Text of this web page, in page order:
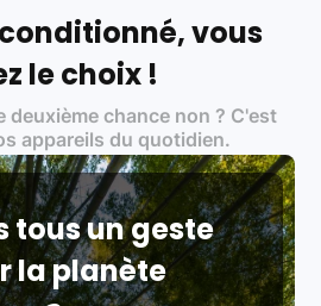
& qualité de nos partenaires
déchets électroniques (DEEE)
et vérifiés selon des standards
100 points de contrôle en
RAEE, RoHS, et du
(bonus réparation)
vous
le choix !
deuxième chance non ? C'est
appareils du quotidien.
tous un geste
la planète